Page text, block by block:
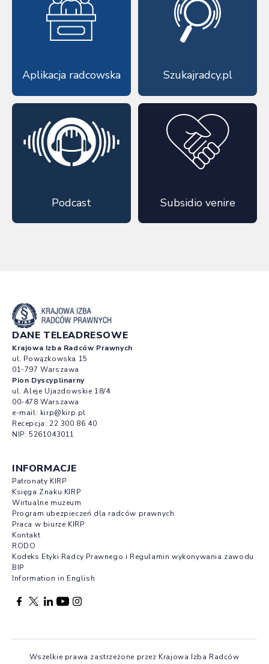
Aplikacja radcowska Szukajradcy.pl
Podcast Subsidio venire
DANE TELEADRESOWE
Krajowa Izba Radców Prawnych
ul. Powązkowska 15
01-797 Warszawa
Pion Dyscyplinarny
ul. Aleje Ujazdowskie 18/4
00-478 Warszawa
e-mail: kirp@kirp.pl
Recepcja: 22 300 86 40
NIP: 5261043011
INFORMACJE
Patronaty KIRP
Księga Znaku KIRP
Wirtualne muzeum
Program ubezpieczeń dla radców prawnych
Praca w biurze KIRP
Kontakt
RODO
Kodeks Etyki Radcy Prawnego i Regulamin wykonywania zawodu
BIP
Information in English
Facebook otwierany w nowej karcie
Profil X otwierany w nowej karcie
Profil LinkedIn otwierany w nowej karcie
Profil YouTube otwierany w nowej karcie
Profil Instagram otwierany w nowej karcie
Wszelkie prawa zastrzeżone przez Krajowa Izba Radców